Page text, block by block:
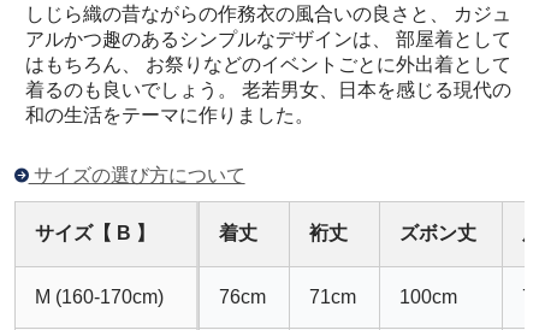
しじら織の昔ながらの作務衣の風合いの良さと、 カジュ
アルかつ趣のあるシンプルなデザインは、 部屋着として
はもちろん、 お祭りなどのイベントごとに外出着として
着るのも良いでしょう。 老若男女、日本を感じる現代の
和の生活をテーマに作りました。
サイズの選び方について
サイズ【 B 】 着丈 裄丈 ズボン丈
M (160-170cm) 76cm 71cm 100cm